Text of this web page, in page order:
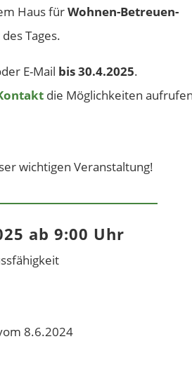
Haus fürWohnen-Betreuen-
Tages.
E-Mail bis 30.4.2025.
die Möglichkeiten
wichtigen Veranstaltung!
ab 9:00 Uhr
8.6.2024